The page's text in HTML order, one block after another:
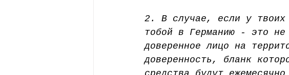
2. В случае, если у твоих
тобой в Германию - это
доверенное лицо на
доверенность, бланк